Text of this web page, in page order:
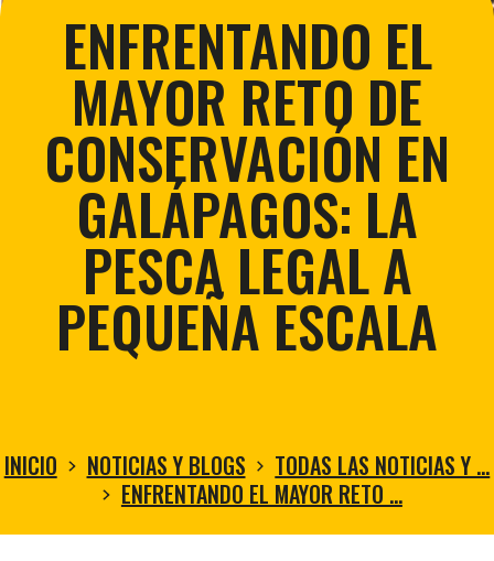
ENFRENTANDO EL
MAYOR RETO DE
CONSERVACIÓN EN
GALÁPAGOS: LA
PESCA LEGAL A
PEQUEÑA ESCALA
INICIO NOTICIAS Y BLOGS
TODAS LAS NOTICIAS Y …
ENFRENTANDO EL MAYOR RETO …